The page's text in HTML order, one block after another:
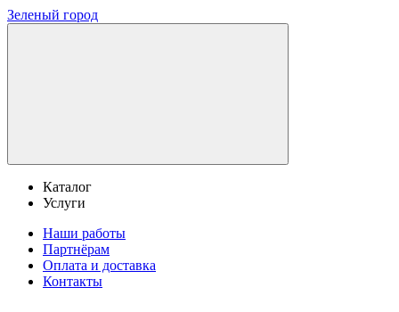
Зеленый город
Каталог
Услуги
Наши работы
Партнёрам
Оплата и доставка
Контакты